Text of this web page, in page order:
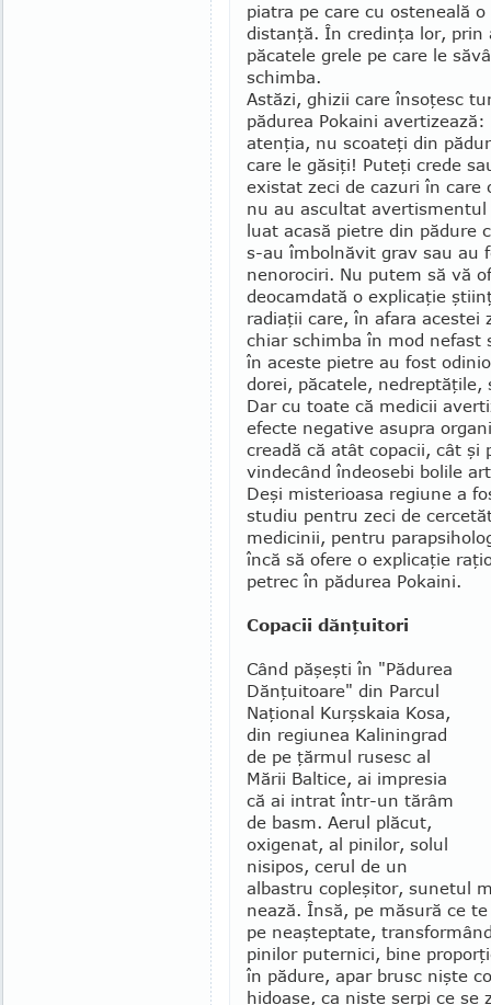
piatra pe care cu osteneală
distanţă. În credinţa lor, prin
păcatele grele pe care le
schimba.
Astăzi, ghizii care însoţesc
pădurea Pokaini
atenţia, nu scoateţi din
care le găsiţi! Puteţi crede
existat zeci de cazuri în care
nu au ascultat
luat acasă pietre din pădure
s-au îmbolnăvit grav sau au
nenorociri. Nu putem să vă
deocamdată o explicaţie
radiaţii care, în afara acestei
chiar schimba în mod nefast
în aceste pietre au fost
dorei, pă­catele,
Dar cu toate că medicii
efecte ne­ga­tive asupra
creadă că atât copacii, cât
vin­decând îndeosebi bolile
Deşi misterioa­sa regiune a
studiu pentru zeci de
medicinii, pentru
încă să ofere o expli­caţie
petrec în pădurea Pokaini.
Copacii dănţuitori
Când păşeşti în "Pădurea
Dănţuitoare" din Parcul
Naţional Kurşskaia Kosa,
din regiunea Kaliningrad
de pe ţărmul rusesc al
Mării Baltice, ai impresia
că ai intrat într-un tărâm
de basm. Aerul plăcut,
oxigenat, al pinilor, solul
nisipos, cerul de un
albastru cople­şitor, sunetul
nează. Însă, pe măsură ce
pe neaşteptate,
pinilor puternici, bine
în pădure, apar brusc nişte
hidoase, ca nişte şerpi ce se